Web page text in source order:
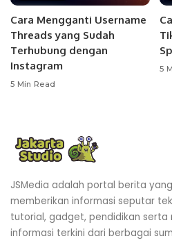
Cara Mengganti Username
Threads yang Sudah
Terhubung dengan
Instagram
5 Min Read
5
JSMedia adalah portal berita yang
memberikan informasi seputar
tutorial, gadget, pendidikan serta
informasi terkini dari berbagai